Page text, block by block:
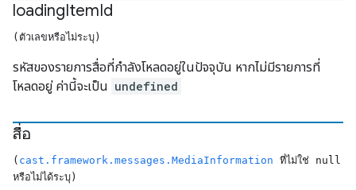
loadingItemId
(ตัวเลขหรือไม่ระบุ)
รหัสของรายการสื่อที่กำลังโหลดอยู่ในปัจจุบัน หากไม่มีรายการที่
โหลดอยู่ ค่านี้จะเป็น undefined
สื่อ
( cast.framework.messages.MediaInformation ที่ไม่ใช่ null
หรือไม่ได้ระบุ)